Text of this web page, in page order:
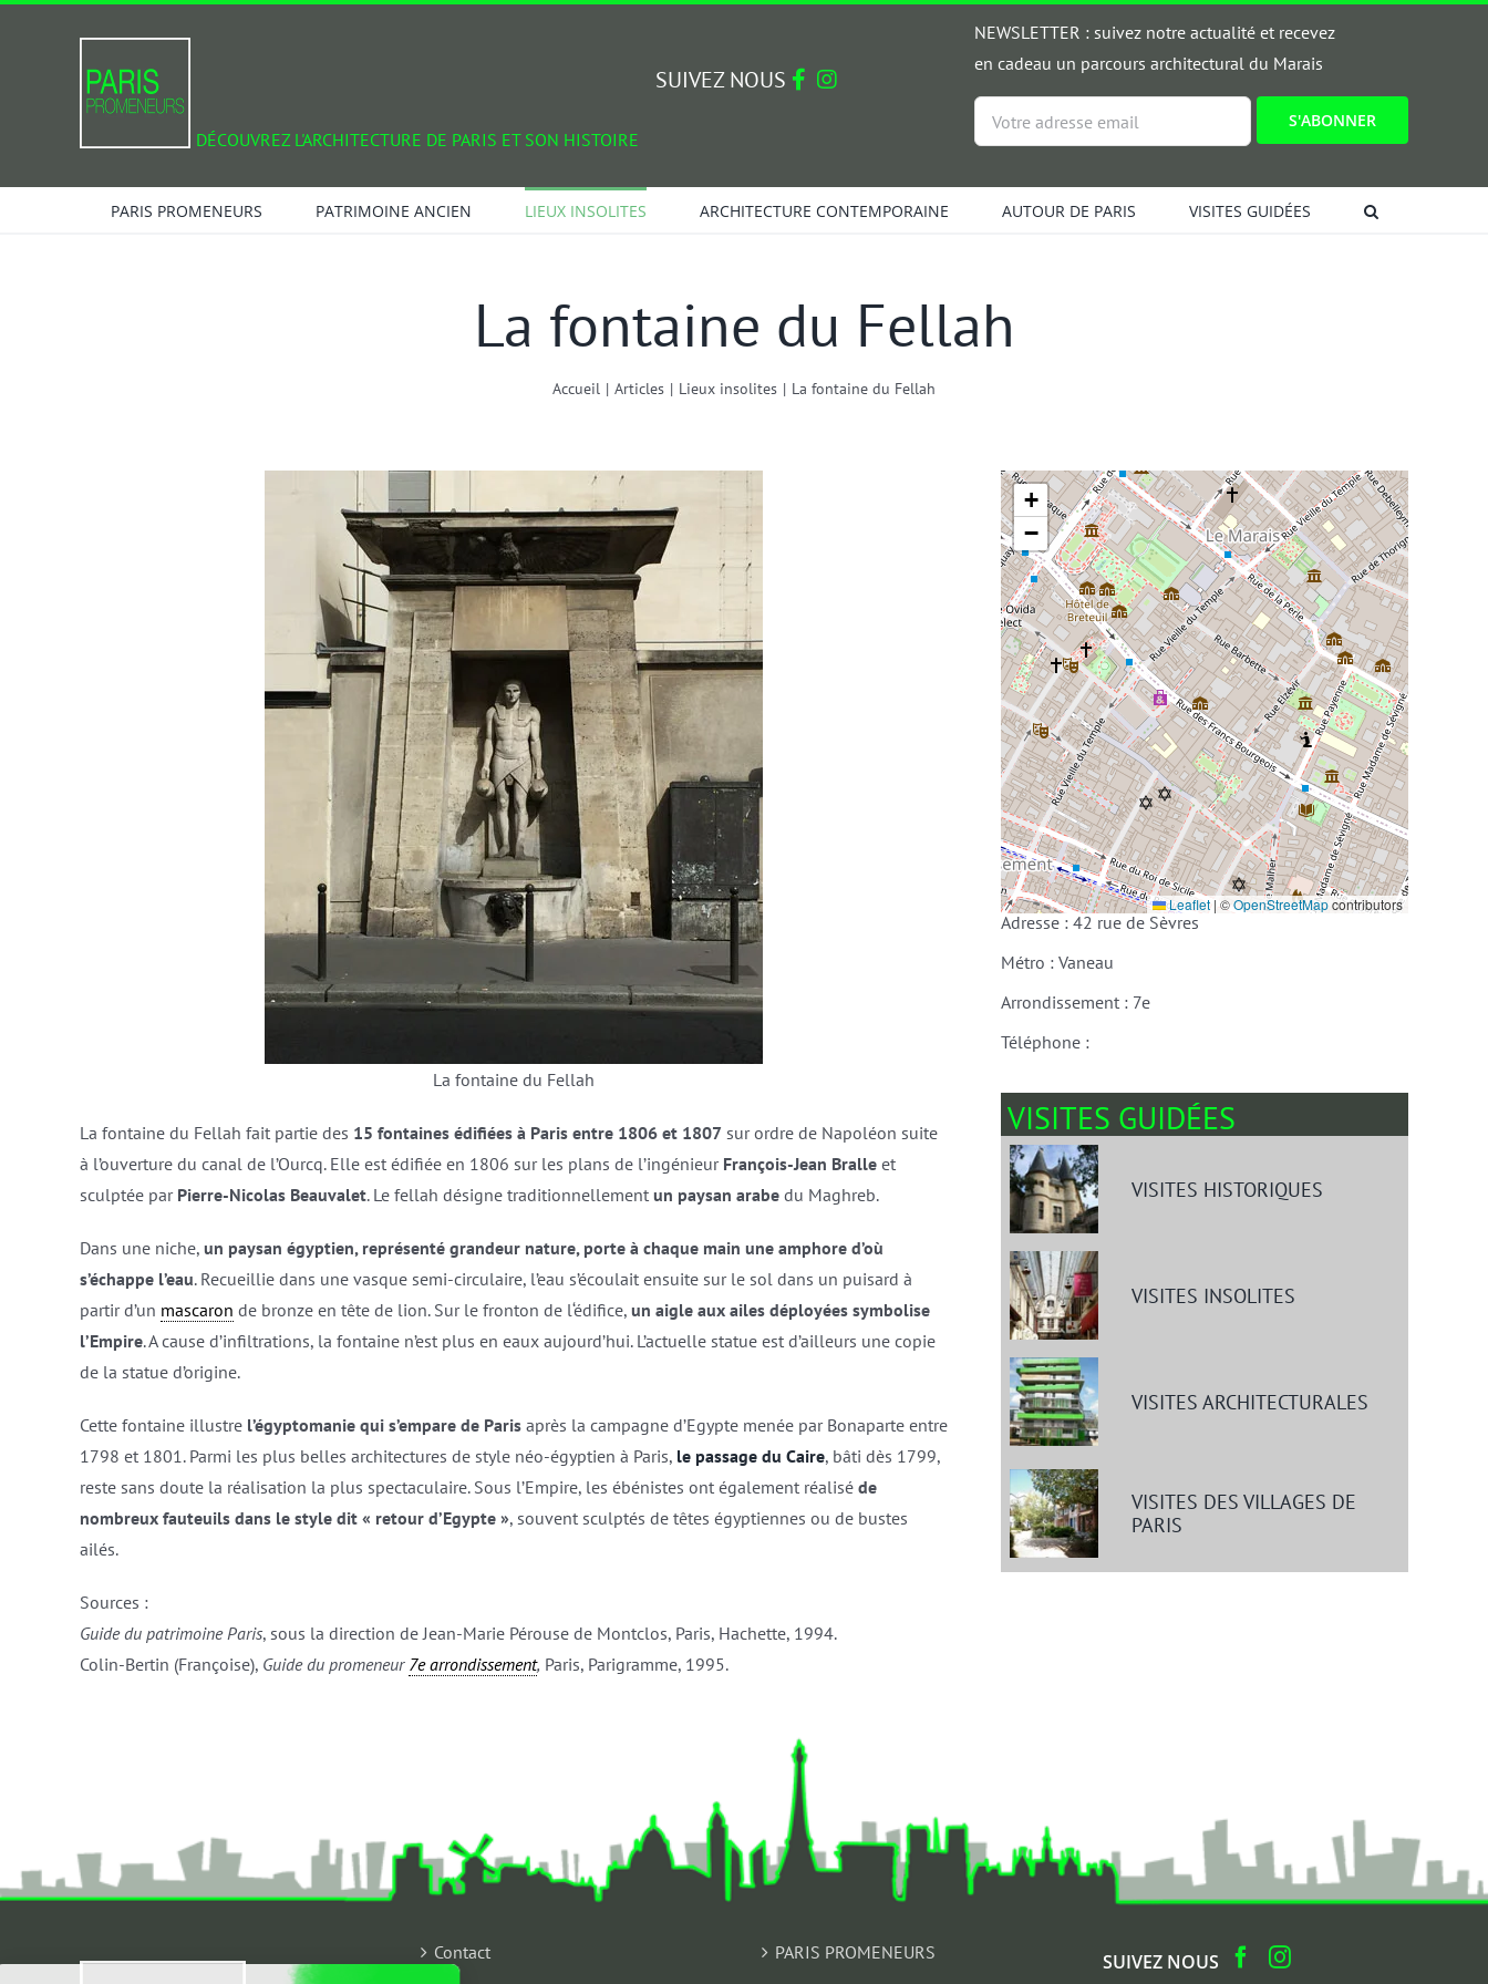
DÉCOUVREZ L'ARCHITECTURE DE PARIS ET SON HISTOIRE
SUIVEZ NOUS
NEWSLETTER : suivez notre actualité et recevez
en cadeau un parcours architectural du Marais
Email
*
PARIS PROMENEURS PATRIMOINE ANCIEN LIEUX INSOLITES ARCHITECTURE CONTEMPORAINE AUTOUR DE PARIS VISITES GUIDÉES
La fontaine du Fellah
Accueil | Articles | Lieux insolites | La fontaine du Fellah
La fontaine du Fellah
La fontaine du Fellah fait partie des 15 fontaines édifiées à Paris entre 1806 et 1807sur ordre de Napoléon suite
à l’ouverture du canal de l’Ourcq. Elle est édifiée en 1806 sur les plans de l’ingénieur François-Jean Bralleet
sculptée par Pierre-Nicolas Beauvalet. Le fellah désigne traditionnellement un paysan arabedu Maghreb.
Dans une niche, un paysan égyptien, représenté grandeur nature, porte à chaque main une amphore d’où
s’échappe l’eau. Recueillie dans une vasque semi-circulaire, l’eau s’écoulait ensuite sur le sol dans un puisard à
partir d’un mascaron de bronze en tête de lion. Sur le fronton de l‘édifice, un aigle aux ailes déployées symbolise
l’Empire. A cause d’infiltrations, la fontaine n’est plus en eaux aujourd’hui. L’actuelle statue est d’ailleurs une copie
de la statue d’origine.
Cette fontaine illustre l’égyptomanie qui s’empare de Parisaprès la campagne d’Egypte menée par Bonaparte entre
1798 et 1801. Parmi les plus belles architectures de style néo-égyptien à Paris, le passage du Caire, bâti dès 1799,
reste sans doute la réalisation la plus spectaculaire. Sous l’Empire, les ébénistes ont également réalisé de
nombreux fauteuils dans le style dit « retour d’Egypte », souvent sculptés de têtes égyptiennes ou de bustes
ailés.
Sources :
Guide du patrimoine Paris, sous la direction de Jean-Marie Pérouse de Montclos, Paris, Hachette, 1994.
Colin-Bertin (Françoise), Guide du promeneur 7e arrondissement, Paris, Parigramme, 1995.
+
−
Leaflet |©OpenStreetMapcontributors
Adresse : 42 rue de Sèvres
Métro : Vaneau
Arrondissement : 7e
Téléphone :
VISITES GUIDÉES
VISITES HISTORIQUES
VISITES INSOLITES
VISITES ARCHITECTURALES
VISITES DES VILLAGES DE
PARIS
Contact
PARIS PROMENEURS
SUIVEZ NOUS